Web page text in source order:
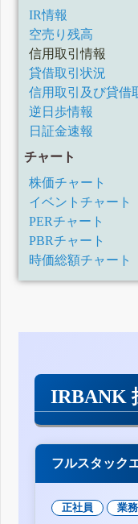
IR情報
空売り残高
信用取引情報
貸借取引状況
信用取引及び貸借
逆日歩情報
日証金速報
チャート
株価チャート
イベントチャート
PERチャート
PBRチャート
時価総額チャート
IRBANK
フルスタック
正社員 業